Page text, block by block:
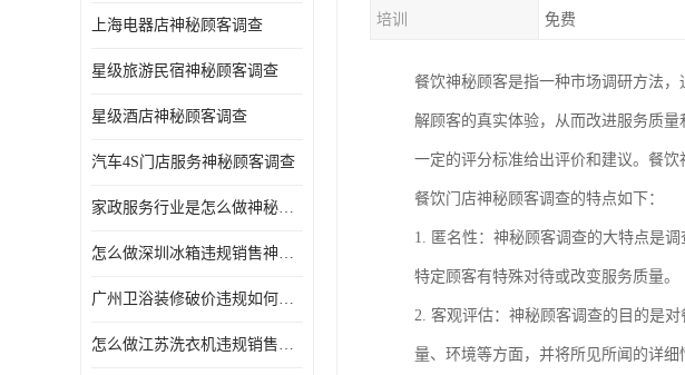
服装行业神秘顾客暗访
上海电器店神秘顾客调查
星级旅游民宿神秘顾客调查
星级酒店神秘顾客调查
汽车4S门店服务神秘顾客调查
家政服务行业是怎么做神秘顾客调研
怎么做深圳冰箱违规销售神秘顾客检测
广州卫浴装修破价违规如何进行神秘顾客暗访调查
怎么做江苏洗衣机违规销售神秘顾客检测
培训 免费
餐饮神秘顾客是指一种市场调研方法
解顾客的真实体验，从而改进服务质
一定的评分标准给出评价和建议。餐饮
餐饮门店神秘顾客调查的特点如下：
1. 匿名性：神秘顾客调查的大特点是
特定顾客有特殊对待或改变服务质量。
2. 客观评估：神秘顾客调查的目的是
量、环境等方面，并将所见所闻的详细